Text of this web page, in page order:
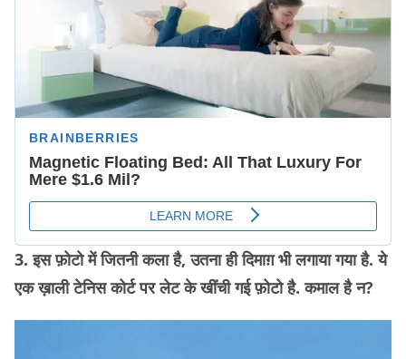
3. इस फ़ोटो में जितनी कला है, उतना ही दिमाग़ भी लगाया गया है. ये
एक ख़ाली टेनिस कोर्ट पर लेट के खींची गई फ़ोटो है. कमाल है न?